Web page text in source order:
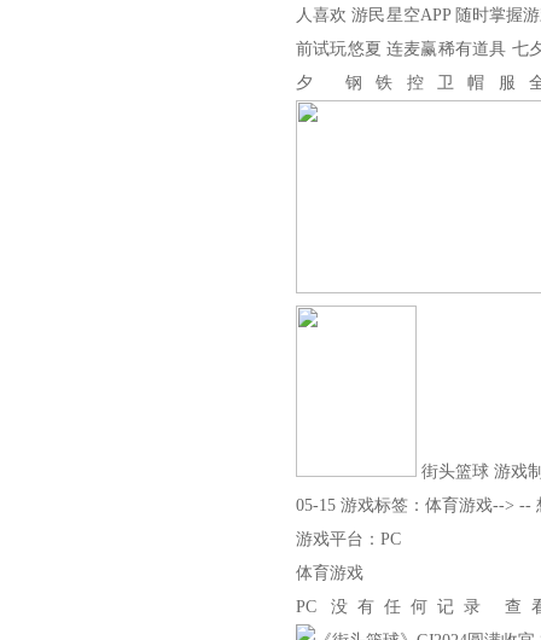
人喜欢 游民星空APP 随时掌握
前试玩悠夏 连麦赢稀有道具 七
夕 钢铁控卫帽服
街头篮球 游戏
05-15 游戏标签：体育游戏-->
游戏平台：PC
体育游戏
PC 没有任何记录